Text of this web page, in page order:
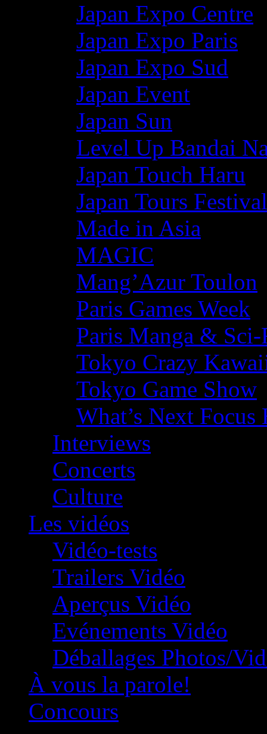
Japan Expo Centre
Japan Expo Paris
Japan Expo Sud
Japan Event
Japan Sun
Level Up Bandai
Japan Touch Haru
Japan Tours Festival
Made in Asia
MAGIC
Mang’Azur Toulon
Paris Games Week
Paris Manga &
Tokyo Crazy
Tokyo Game Show
What’s Next
Interviews
Concerts
Culture
Les vidéos
Vidéo-tests
Trailers Vidéo
Aperçus Vidéo
Evénements Vidéo
Déballages Photos/
À vous la parole!
Concours